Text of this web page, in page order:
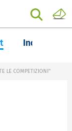
Inchieste
LE COMPETIZIONI"